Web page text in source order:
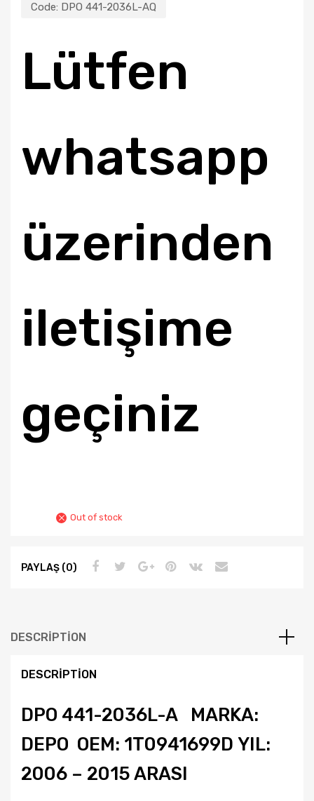
Code: DPO 441-2036L-AQ
Lütfen
whatsapp
üzerinden
iletişime
geçiniz
Out of stock
PAYLAŞ (0)
DESCRIPTION
DESCRIPTION
DPO 441-2036L-A MARKA:
DEPO OEM: 1T0941699D YIL:
2006 – 2015 ARASI